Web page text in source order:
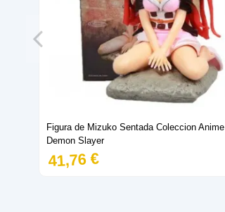
Figura de Mizuko Sentada Coleccion Anime
Demon Slayer
41,76 €